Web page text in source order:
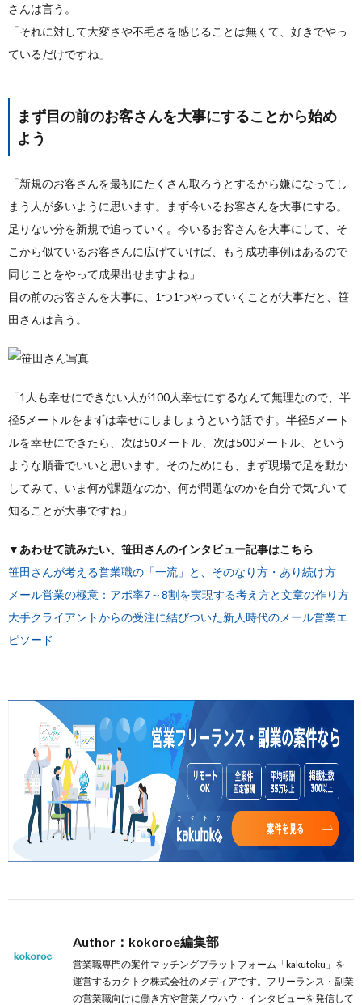
さんは言う。
「それに対して大変さや不毛さを感じることは無くて、好きでやっ
ているだけですね」
まず目の前のお客さんを大事にすることから始め
よう
「新規のお客さんを最初にたくさん取ろうとするから嫌になってし
まう人が多いように思います。まず今いるお客さんを大事にする。
足りない分を新規で追っていく。今いるお客さんを大事にして、そ
こから似ているお客さんに広げていけば、もう成功事例はあるので
同じことをやって成果出せますよね」
目の前のお客さんを大事に、1つ1つやっていくことが大事だと、笹
田さんは言う。
「1人も幸せにできない人が100人幸せにするなんて無理なので、半
径5メートルをまずは幸せにしましょうという話です。半径5メート
ルを幸せにできたら、次は50メートル、次は500メートル、という
ような順番でいいと思います。そのためにも、まず現場で足を動か
してみて、いま何が課題なのか、何が問題なのかを自分で気づいて
知ることが大事ですね」
▼ あわせて読みたい、笹田さんのインタビュー記事はこちら
笹田さんが考える営業職の「一流」と、そのなり方・あり続け方
メール営業の極意：アポ率7～8割を実現する考え方と文章の作り方
大手クライアントからの受注に結びついた新人時代のメール営業エ
ピソード
Author：kokoroe編集部
営業職専門の案件マッチングプラットフォーム「kakutoku」を
運営するカクトク株式会社のメディアです。フリーランス・副業
の営業職向けに働き方や営業ノウハウ・インタビューを発信して